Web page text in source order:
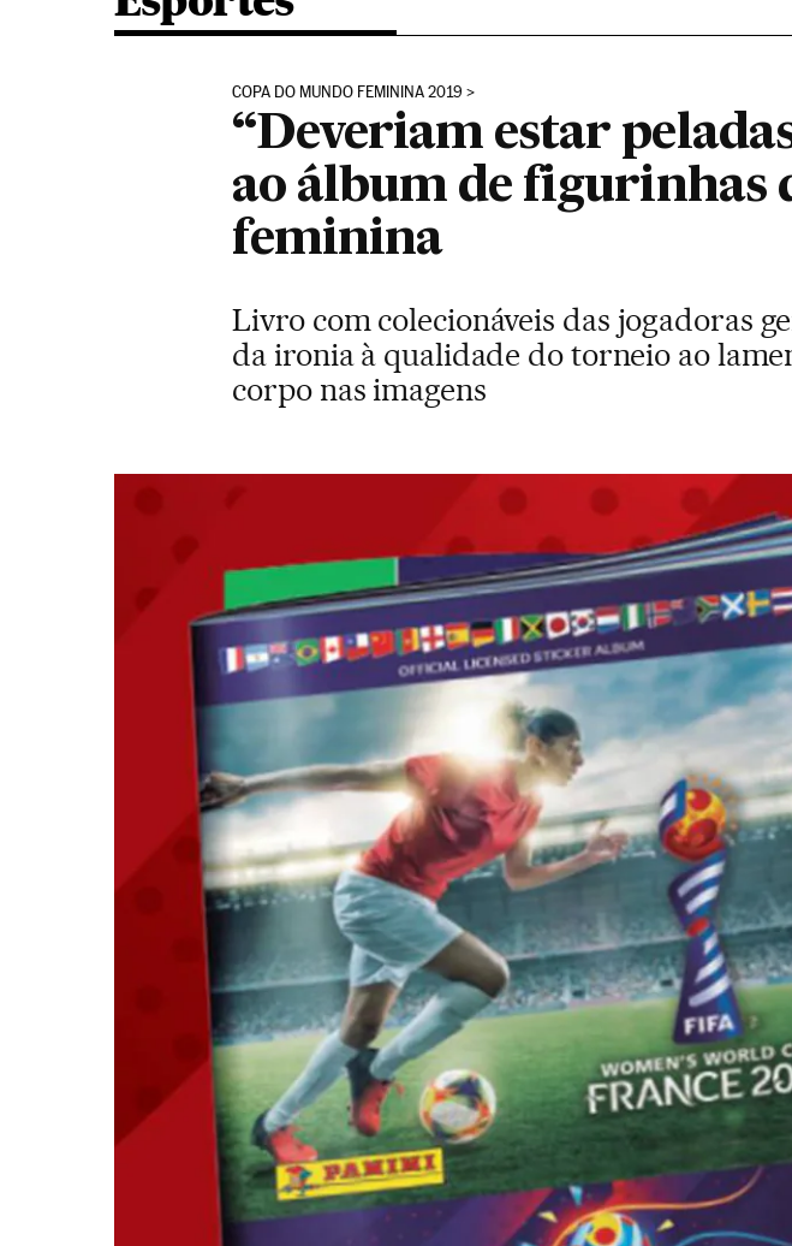
COPA DO MUNDO FEMININA 2019
“Deveriam estar
ao álbum de figurinhas
feminina
Livro com colecionáveis das jogadoras
da ironia à qualidade do torneio ao
corpo nas imagens